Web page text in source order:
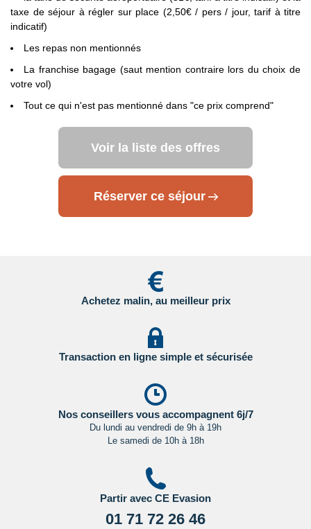
des formalités spécifiques s'appliquent.Nous vous invitons à
consulter les sites ci-dessous pour plus d’information :
- Grande Bretagne : sur le site du gouvernement britannique
en
Cliquant ici.
Cliquant ici.
Pour les passagers binationaux ou de nationalité étrangère
il est préférable de vous rapprocher du consulat ou de
l’ambassade du pays de destination et de transit.
régulièrement le site du ministère des affaires étrangères en
taxe de séjour à régler sur place (2,50€ / pers / jour, tarif à titre
indicatif)
Les repas non mentionnés
La franchise bagage (saut mention contraire lors du choix de
votre vol)
Tout ce qui n'est pas mentionné dans "ce prix comprend"
Voir la liste des offres
Réserver ce séjour
Achetez malin, au meilleur prix
Transaction en ligne simple et sécurisée
Nos conseillers vous accompagnent 6j/7
Du lundi au vendredi de 9h à 19h
Le samedi de 10h à 18h
Partir avec CE Evasion
01 71 72 26 46